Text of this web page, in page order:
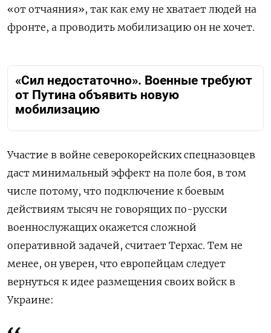
«от отчаяния», так как ему не хватает людей на
фронте, а проводить мобилизацию он не хочет.
«Сил недостаточно». Военные требуют
от Путина объявить новую
мобилизацию
Участие в войне северокорейских спецназовцев
даст минимальный эффект на поле боя, в том
числе потому, что подключение к боевым
действиям тысяч не говорящих по-русски
военнослужащих окажется сложной
оперативной задачей, считает Терхас. Тем не
менее, он уверен, что европейцам следует
вернуться к идее размещения своих войск в
Украине: